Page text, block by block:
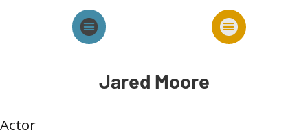
Jared Moore
Spectacles cie
Actor